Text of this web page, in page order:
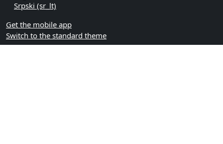
Srpski ‎(sr_lt)‎
Get the mobile app
Switch to the standard theme